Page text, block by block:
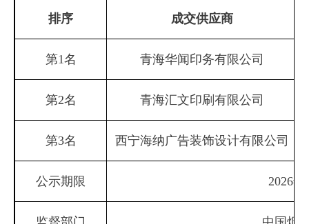
排序 成交供应商
第1名 青海华闻印务有限公司
第2名 青海汇文印刷有限公司
第3名 西宁海纳广告装饰设计有限公司
公示期限 2026